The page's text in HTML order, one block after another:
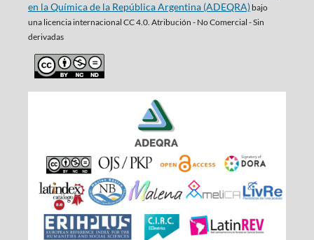
en la Química de la República Argentina (ADEQRA)bajo
una licencia internacional CC 4.0. Atribución - No Comercial - Sin
derivadas